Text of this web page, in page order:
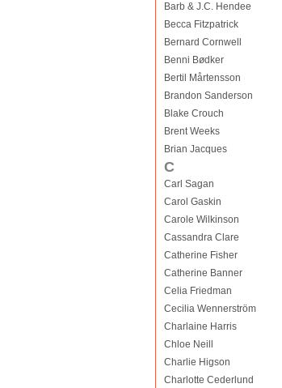
Barb & J.C. Hendee
Becca Fitzpatrick
Bernard Cornwell
Benni Bødker
Bertil Mårtensson
Brandon Sanderson
Blake Crouch
Brent Weeks
Brian Jacques
C
Carl Sagan
Carol Gaskin
Carole Wilkinson
Cassandra Clare
Catherine Fisher
Catherine Banner
Celia Friedman
Cecilia Wennerström
Charlaine Harris
Chloe Neill
Charlie Higson
Charlotte Cederlund